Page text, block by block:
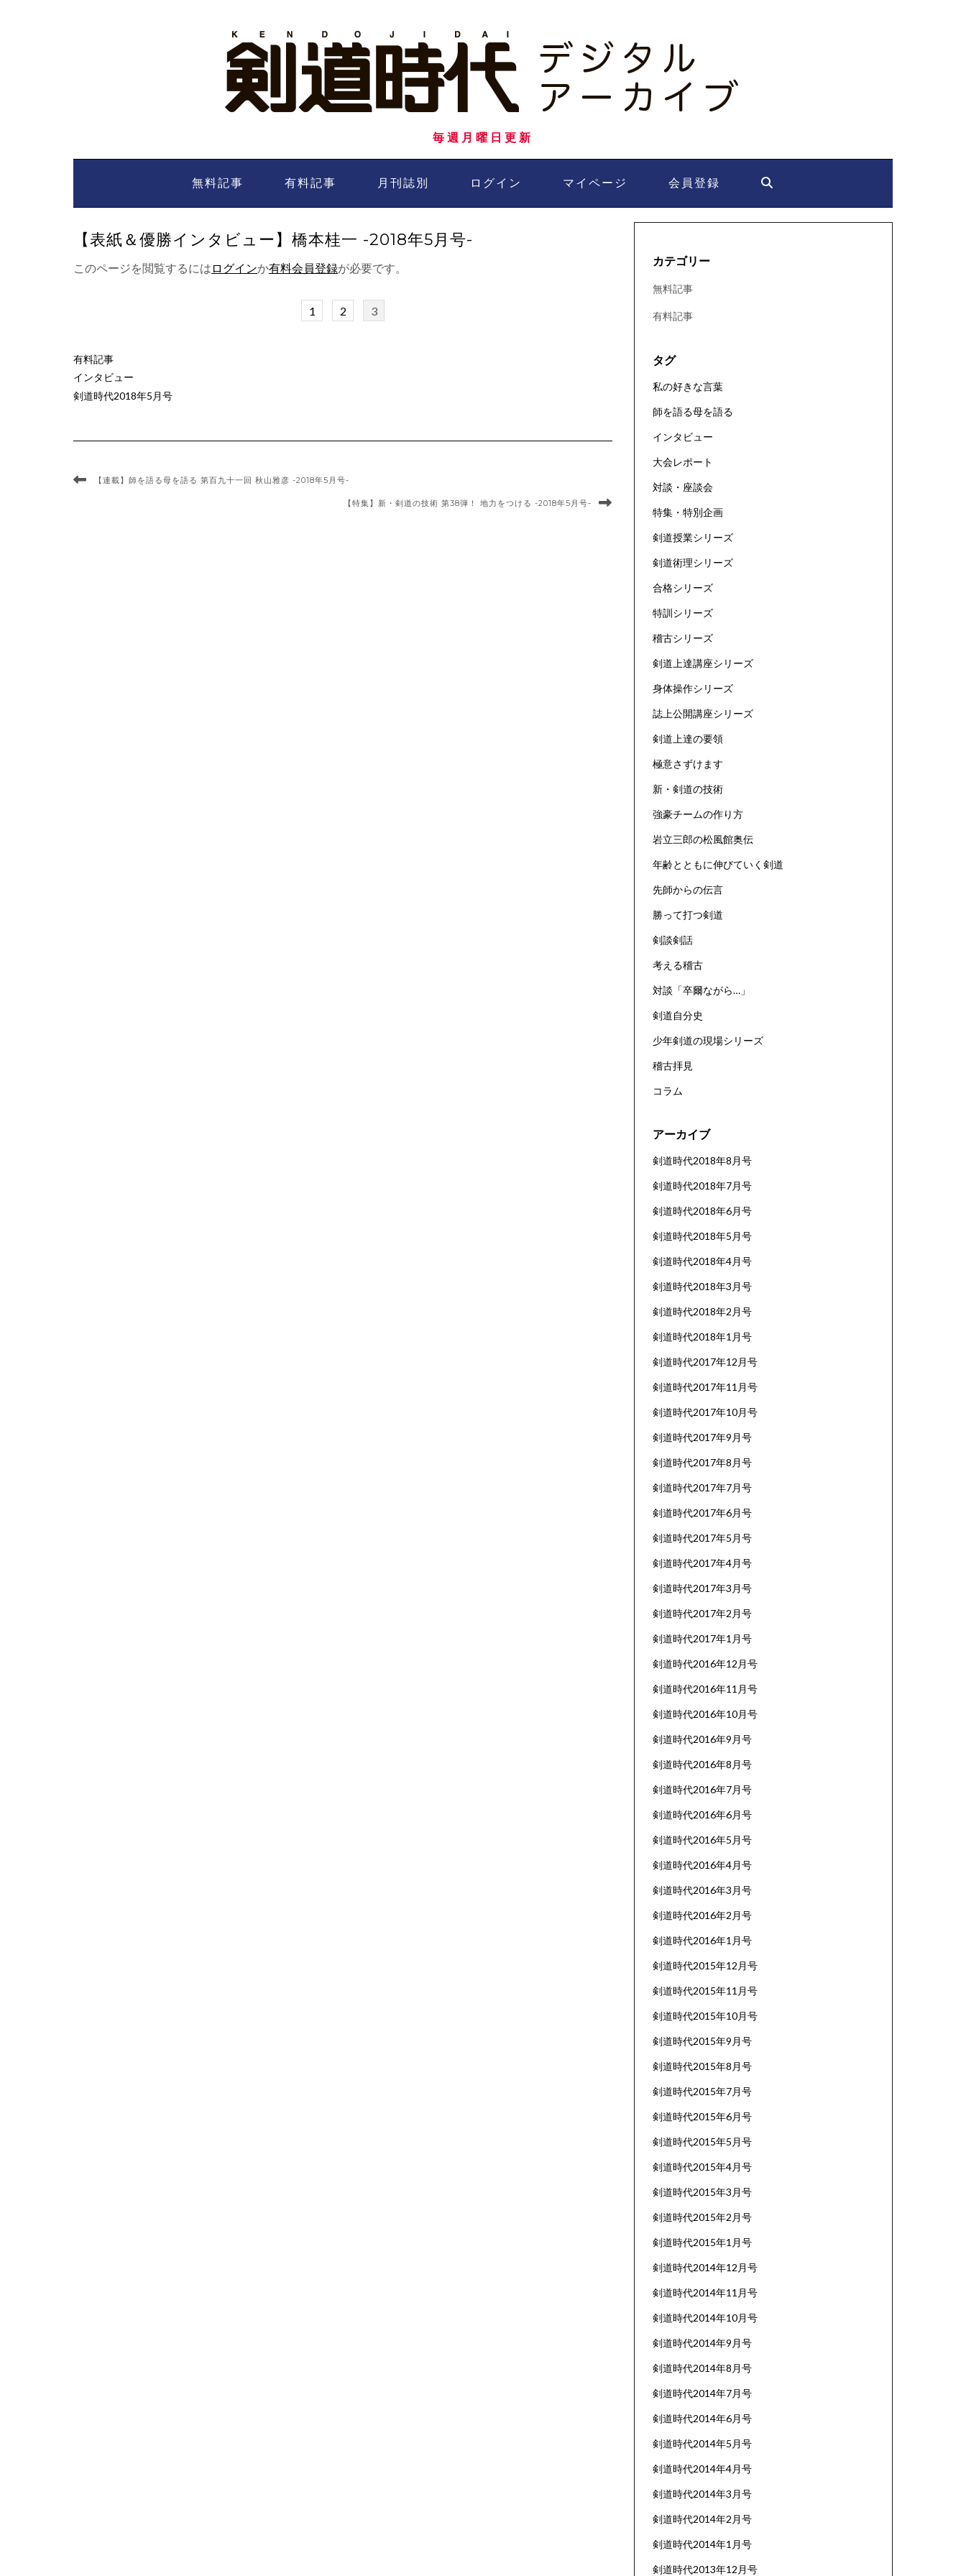
毎週月曜日更新
無料記事 有料記事 月刊誌別 ログイン マイページ 会員登録
【表紙＆優勝インタビュー】橋本桂一 -2018年5月号-
このページを閲覧するには ログインか有料会員登録が必要です。
1 2 3
有料記事
インタビュー
剣道時代2018年5月号
【連載】師を語る母を語る 第百九十一回 秋山雅彦 -2018年5月号-
【特集】新・剣道の技術 第38弾！ 地力をつける -2018年5月号-
カテゴリー
無料記事
有料記事
タグ
私の好きな言葉
師を語る母を語る
インタビュー
大会レポート
対談・座談会
特集・特別企画
剣道授業シリーズ
剣道術理シリーズ
合格シリーズ
特訓シリーズ
稽古シリーズ
剣道上達講座シリーズ
身体操作シリーズ
誌上公開講座シリーズ
剣道上達の要領
極意さずけます
新・剣道の技術
強豪チームの作り方
岩立三郎の松風館奥伝
年齢とともに伸びていく剣道
先師からの伝言
勝って打つ剣道
剣談剣話
考える稽古
対談「卒爾ながら…」
剣道自分史
少年剣道の現場シリーズ
稽古拝見
コラム
アーカイブ
剣道時代2018年8月号
剣道時代2018年7月号
剣道時代2018年6月号
剣道時代2018年5月号
剣道時代2018年4月号
剣道時代2018年3月号
剣道時代2018年2月号
剣道時代2018年1月号
剣道時代2017年12月号
剣道時代2017年11月号
剣道時代2017年10月号
剣道時代2017年9月号
剣道時代2017年8月号
剣道時代2017年7月号
剣道時代2017年6月号
剣道時代2017年5月号
剣道時代2017年4月号
剣道時代2017年3月号
剣道時代2017年2月号
剣道時代2017年1月号
剣道時代2016年12月号
剣道時代2016年11月号
剣道時代2016年10月号
剣道時代2016年9月号
剣道時代2016年8月号
剣道時代2016年7月号
剣道時代2016年6月号
剣道時代2016年5月号
剣道時代2016年4月号
剣道時代2016年3月号
剣道時代2016年2月号
剣道時代2016年1月号
剣道時代2015年12月号
剣道時代2015年11月号
剣道時代2015年10月号
剣道時代2015年9月号
剣道時代2015年8月号
剣道時代2015年7月号
剣道時代2015年6月号
剣道時代2015年5月号
剣道時代2015年4月号
剣道時代2015年3月号
剣道時代2015年2月号
剣道時代2015年1月号
剣道時代2014年12月号
剣道時代2014年11月号
剣道時代2014年10月号
剣道時代2014年9月号
剣道時代2014年8月号
剣道時代2014年7月号
剣道時代2014年6月号
剣道時代2014年5月号
剣道時代2014年4月号
剣道時代2014年3月号
剣道時代2014年2月号
剣道時代2014年1月号
剣道時代2013年12月号